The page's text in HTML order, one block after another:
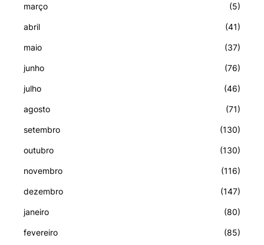
março (5)
abril (41)
maio (37)
junho (76)
julho (46)
agosto (71)
setembro (130)
outubro (130)
novembro (116)
dezembro (147)
janeiro (80)
fevereiro (85)